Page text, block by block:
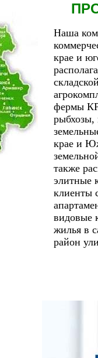
Наша
крае и
фермы
рыбхозы,
крае и
также
элитные
клиенты
видовые
жилья в
район